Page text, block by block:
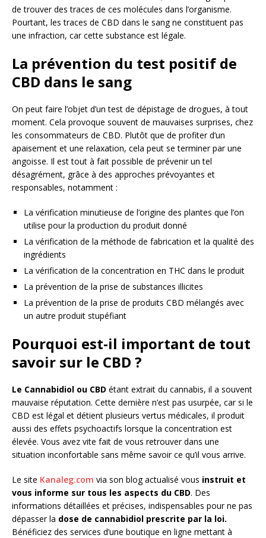
de trouver des traces de ces molécules dans l’organisme.
Pourtant, les traces de CBD dans le sang ne constituent pas
une infraction, car cette substance est légale.
La prévention du test positif de
CBD dans le sang
On peut faire l’objet d’un test de dépistage de drogues, à tout
moment. Cela provoque souvent de mauvaises surprises, chez
les consommateurs de CBD. Plutôt que de profiter d’un
apaisement et une relaxation, cela peut se terminer par une
angoisse. Il est tout à fait possible de prévenir un tel
désagrément, grâce à des approches prévoyantes et
responsables, notamment :
La vérification minutieuse de l’origine des plantes que l’on
utilise pour la production du produit donné
La vérification de la méthode de fabrication et la qualité des
ingrédients
La vérification de la concentration en THC dans le produit
La prévention de la prise de substances illicites
La prévention de la prise de produits CBD mélangés avec
un autre produit stupéfiant
Pourquoi est-il important de tout
savoir sur le CBD ?
Le Cannabidiol ou CBD étant extrait du cannabis, il a souvent
mauvaise réputation. Cette dernière n’est pas usurpée, car si le
CBD est légal et détient plusieurs vertus médicales, il produit
aussi des effets psychoactifs lorsque la concentration est
élevée. Vous avez vite fait de vous retrouver dans une
situation inconfortable sans même savoir ce qu’il vous arrive.
Le site Kanaleg.com via son blog actualisé vous instruit et
vous informe sur tous les aspects du CBD. Des
informations détaillées et précises, indispensables pour ne pas
dépasser la dose de cannabidiol prescrite par la loi.
Bénéficiez des services d’une boutique en ligne mettant à